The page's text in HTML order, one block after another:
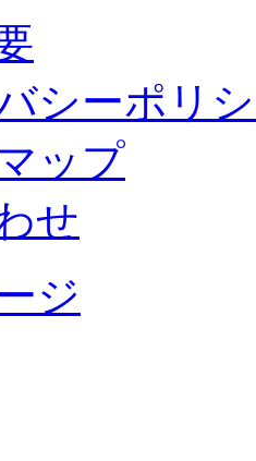
シーポリ
ップ
せ
ジ